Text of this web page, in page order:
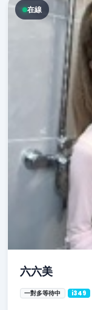
在線
六六美
一對多等待中 i349